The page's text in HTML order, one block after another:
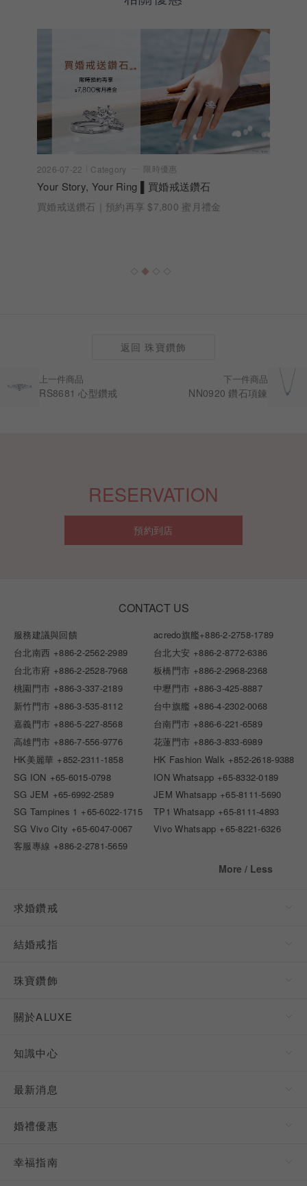
2026-07-22 Category 限時優惠
Your Story, Your Ring ▌買婚戒送鑽石
買婚戒送鑽石｜預約再享 $7,800 蜜月禮金
上一件商品
RS8681 心型鑽戒
下一件商品
NN0920 鑽石項鍊
返回 珠寶鑽飾
RESERVATION
預約到店
CONTACT US
服務建議與回饋 acredo旗艦+886-2-2758-1789
台北南西 +886-2-2562-2989 台北大安 +886-2-8772-6386
台北市府 +886-2-2528-7968 板橋門市 +886-2-2968-2368
桃園門市 +886-3-337-2189 中壢門市 +886-3-425-8887
新竹門市 +886-3-535-8112 台中旗艦 +886-4-2302-0068
嘉義門市 +886-5-227-8568 台南門市 +886-6-221-6589
高雄門市 +886-7-556-9776 花蓮門市 +886-3-833-6989
HK美麗華 +852-2311-1858 HK Fashion Walk +852-2618-9388
SG ION +65-6015-0798 ION Whatsapp +65-8332-0189
SG JEM +65-6992-2589 JEM Whatsapp +65-8111-5690
SG Tampines 1 +65-6022-1715 TP1 Whatsapp +65-8111-4893
SG Vivo City +65-6047-0067 Vivo Whatsapp +65-8221-6326
客服專線 +886-2-2781-5659
More / Less
求婚鑽戒
結婚戒指
珠寶鑽飾
關於ALUXE
知識中心
最新消息
婚禮優惠
幸福指南